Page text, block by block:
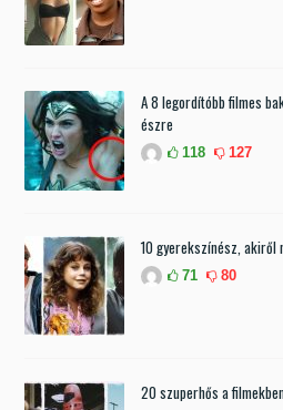
A 8 legordítóbb filmes
észre
118 127
10 gyerekszínész, akiről
71 80
20 szuperhős a